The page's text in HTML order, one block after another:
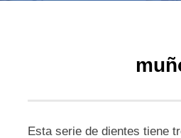
Esta serie de dientes tiene